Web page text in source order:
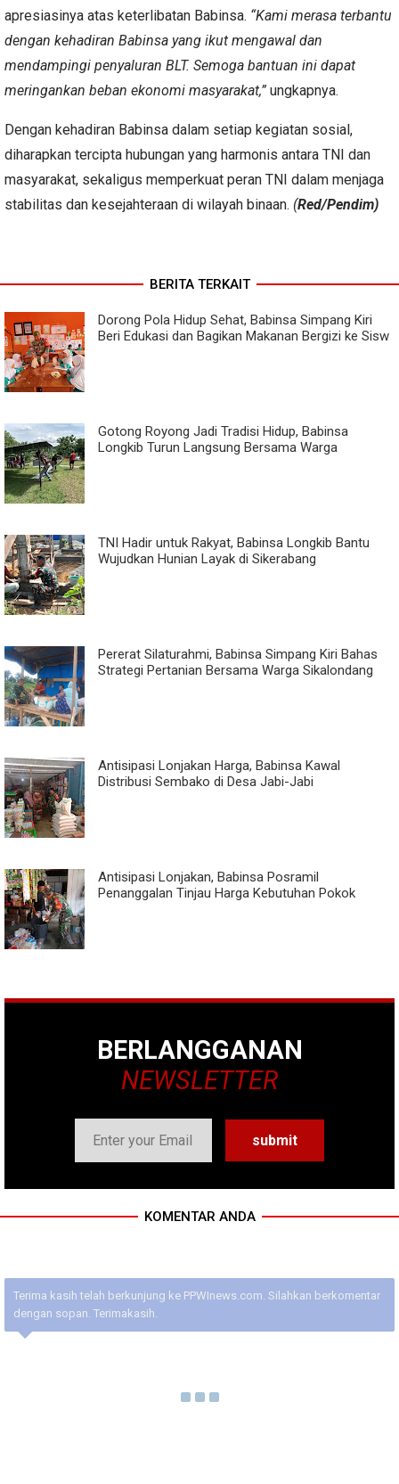
apresiasinya atas keterlibatan Babinsa. “Kami merasa terbantu
dengan kehadiran Babinsa yang ikut mengawal dan
mendampingi penyaluran BLT. Semoga bantuan ini dapat
meringankan beban ekonomi masyarakat,” ungkapnya.
Dengan kehadiran Babinsa dalam setiap kegiatan sosial,
diharapkan tercipta hubungan yang harmonis antara TNI dan
masyarakat, sekaligus memperkuat peran TNI dalam menjaga
stabilitas dan kesejahteraan di wilayah binaan. (Red/Pendim)
BERITA TERKAIT
Dorong Pola Hidup Sehat, Babinsa Simpang Kiri
Beri Edukasi dan Bagikan Makanan Bergizi ke Sisw
Gotong Royong Jadi Tradisi Hidup, Babinsa
Longkib Turun Langsung Bersama Warga
TNI Hadir untuk Rakyat, Babinsa Longkib Bantu
Wujudkan Hunian Layak di Sikerabang
Pererat Silaturahmi, Babinsa Simpang Kiri Bahas
Strategi Pertanian Bersama Warga Sikalondang
Antisipasi Lonjakan Harga, Babinsa Kawal
Distribusi Sembako di Desa Jabi-Jabi
Antisipasi Lonjakan, Babinsa Posramil
Penanggalan Tinjau Harga Kebutuhan Pokok
BERLANGGANAN
NEWSLETTER
KOMENTAR ANDA
Terima kasih telah berkunjung ke PPWInews.com. Silahkan berkomentar
dengan sopan. Terimakasih.